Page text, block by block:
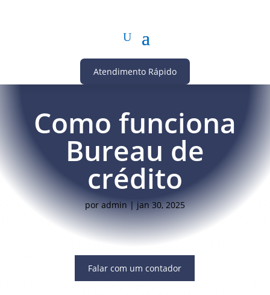
Atendimento Rápido
Como funciona
Bureau de
crédito
poradmin|jan 30, 2025
Falar com um contador